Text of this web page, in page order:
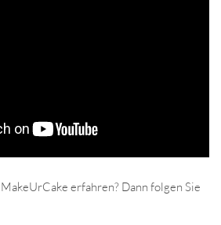
erfahren? Dann folgen Sie